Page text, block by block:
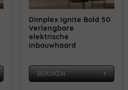
Dimplex Ignite Bold 50
Verlengbare
elektrische
inbouwhaard
BEKIJKEN